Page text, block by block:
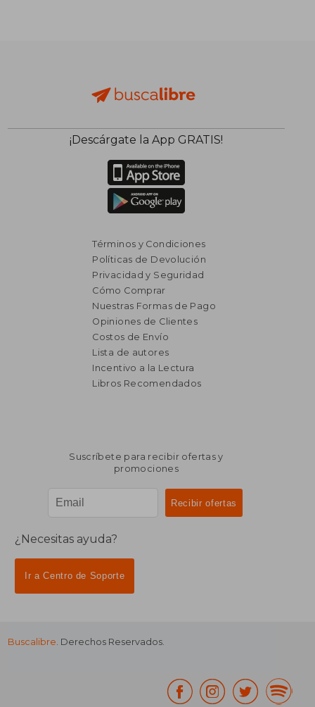
¡Descárgate la App GRATIS!
Términos y Condiciones
Políticas de Devolución
Privacidad y Seguridad
Cómo Comprar
Nuestras Formas de Pago
Opiniones de Clientes
Costos de Envío
Lista de autores
Incentivo a la Lectura
Libros Recomendados
Suscríbete para recibir ofertas y
promociones
¿Necesitas ayuda?
Ir a Centro de Soporte
Buscalibre . Derechos Reservados.